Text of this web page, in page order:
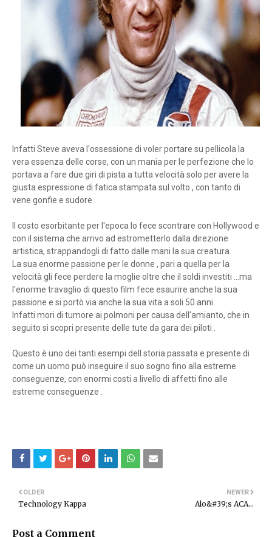
Infatti Steve aveva l'ossessione di voler portare su pellicola la
vera essenza delle corse, con un mania per le perfezione che lo
portava a fare due giri di pista a tutta velocità solo per avere la
giusta espressione di fatica stampata sul volto , con tanto di
vene gonfie e sudore .
Il costo esorbitante per l'epoca lo fece scontrare con Hollywood e
con il sistema che arrivo ad estrometterlo dalla direzione
artistica, strappandogli di fatto dalle mani la sua creatura.
La sua enorme passione per le donne , pari a quella per la
velocità gli fece perdere la moglie oltre che il soldi investiti ...ma
l'enorme travaglio di questo film fece esaurire anche la sua
passione e si portò via anche la sua vita a soli 50 anni.
Infatti mori di tumore ai polmoni per causa dell'amianto, che in
seguito si scopri presente delle tute da gara dei piloti .
Questo è uno dei tanti esempi dell storia passata e presente di
come un uomo può inseguire il suo sogno fino alla estreme
conseguenze, con enormi costi a livello di affetti fino alle
estreme conseguenze .
NEWER
Alo&#39;s ACA...
OLDER
Technology Kappa
Post a Comment